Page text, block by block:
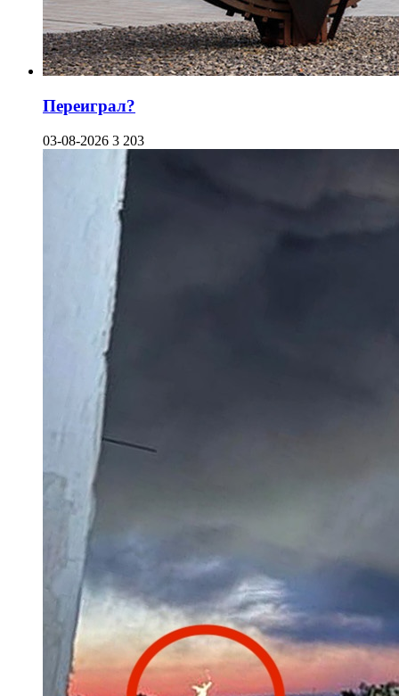
Переиграл?
03-08-2026 3 203